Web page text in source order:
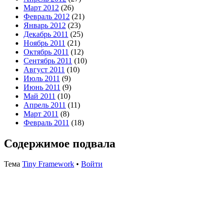
Март 2012 (26)
Февраль 2012 (21)
Январь 2012 (23)
Декабрь 2011 (25)
Ноябрь 2011 (21)
Октябрь 2011 (12)
Сентябрь 2011 (10)
Август 2011 (10)
Июль 2011 (9)
Июнь 2011 (9)
Май 2011 (10)
Апрель 2011 (11)
Март 2011 (8)
Февраль 2011 (18)
Содержимое подвала
Тема Tiny Framework • Войти